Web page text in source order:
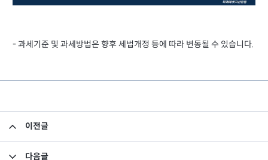
- 과세기준 및 과세방법은 향후 세법개정 등에 따라 변동될 수 있습니다.
이전글
다음글